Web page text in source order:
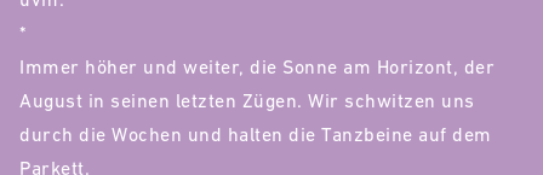
*
Immer höher und weiter, die Sonne am Horizont, der
August in seinen letzten Zügen. Wir schwitzen uns
durch die Wochen und halten die Tanzbeine auf dem
Parkett.